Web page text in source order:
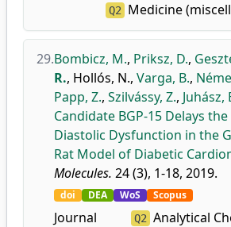
Q2 Medicine
29.Bombicz, M., Priksz, D.,
R., Hollós, N., Varga, B.,
Papp, Z., Szilvássy, Z., Juhász,
Candidate BGP-15 Delays
Diastolic Dysfunction in the
Rat Model of Diabetic
Molecules. 24 (3), 1-18, 2019.
doi DEA WoS Scopus
Journal
Q2 Analytical